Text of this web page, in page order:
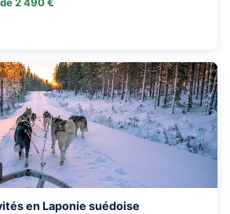
2 490 €
en Laponie suédoise